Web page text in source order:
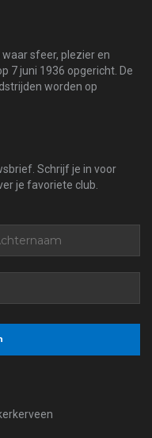
sfeer, plezier en
7 juni 1936 opgericht. De
worden op
Schrijf je in voor
je favoriete club.